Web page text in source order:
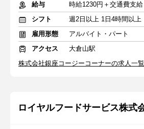
給与
時給1230円＋交通費支
シフト
週2日以上 1日4時間以上
雇用形態
アルバイト・パート
アクセス
大倉山駅
株式会社銀座コージーコーナーの求人一
ロイヤルフードサービス株式